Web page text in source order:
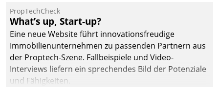
PropTechCheck
What’s up, Start-up?
Eine neue Website führt innovationsfreudige
Immobilienunternehmen zu passenden Partnern aus
der Proptech-Szene. Fallbeispiele und Video-
Interviews liefern ein sprechendes Bild der Potenziale
und Fähigkeiten.